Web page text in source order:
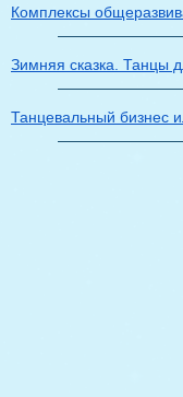
Комплексы
Зимняя сказка. Танцы
Танцевальный бизнес